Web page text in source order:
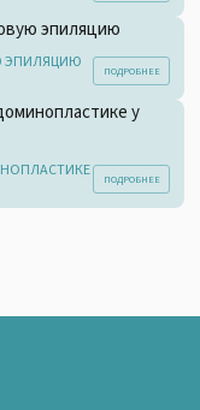
ЭПИЛЯЦИЮ